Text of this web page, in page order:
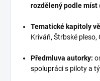
rozdělený podle míst
Tematické kapitoly
Kriváň, Štrbské
Předmluva autorky:
spolupráci s piloty a